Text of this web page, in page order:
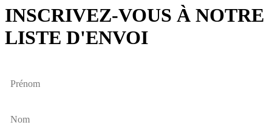
INSCRIVEZ-VOUS À NOTRE
LISTE D'ENVOI